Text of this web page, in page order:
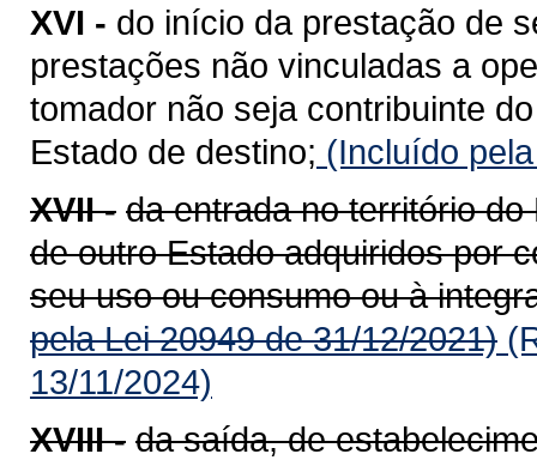
XVI - do início da prestação de
prestações não vinculadas a
tomador não seja contribuinte
Estado de destino; (Incluído
XVII - da entrada no território
de outro Estado adquiridos por
seu uso ou consumo ou à
pela Lei 20949 de 31/12/2021)
13/11/2024)
XVIII - da saída, de